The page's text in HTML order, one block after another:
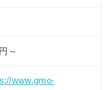
～
www.gmo-